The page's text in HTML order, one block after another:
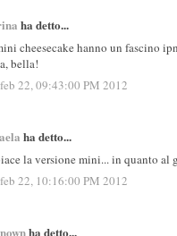
ha detto...
cheesecake hanno un fascino
bella!
22, 09:43:00 PM 2012
ha detto...
la versione mini... in quanto al
22, 10:16:00 PM 2012
ha detto...